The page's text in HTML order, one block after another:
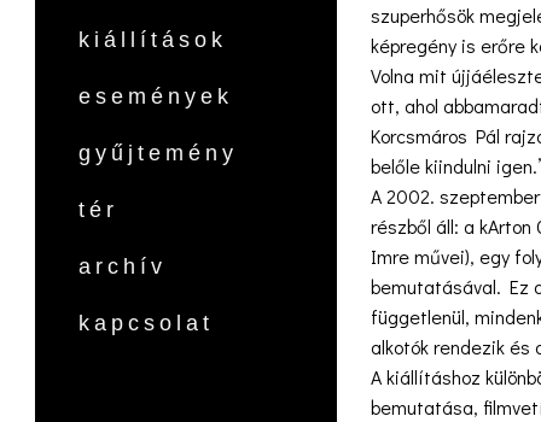
kiállítások
események
gyűjtemény
tér
archív
kapcsolat
szuperhősök
képregény is erőre
Volna mit
ott, ahol
Korcsmáros Pál
belőle kiindulni
A 2002.
részből áll: a
Imre művei), egy
bemutatásával. Ez
függetlenül,
alkotók rendezik és
A kiállításhoz
bemutatása,